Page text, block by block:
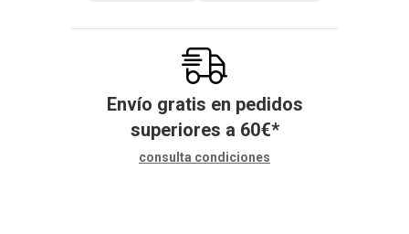
Envío gratis en pedidos
superiores a 60€*
consulta condiciones